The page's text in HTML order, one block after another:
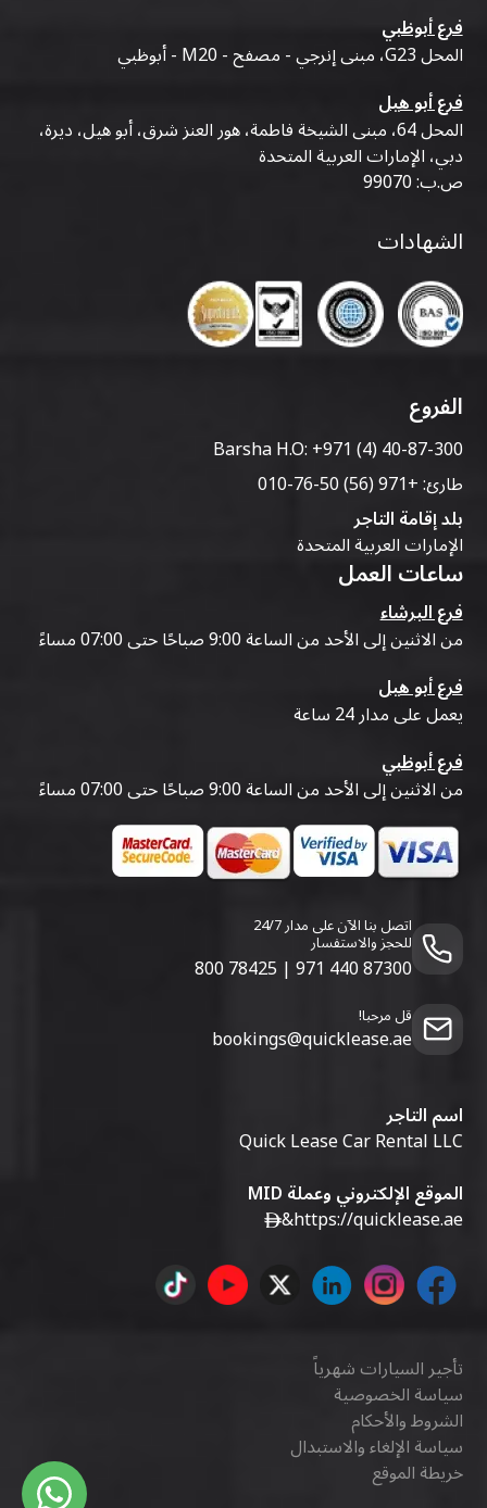
فرع أبوظبي
المحل G23، مبنى إنرجي - مصفح - M20 - أبوظبي
فرع أبو هيل
المحل 64، مبنى الشيخة فاطمة، هور العنز شرق، أبو هيل، ديرة،
دبي، الإمارات العربية المتحدة
ص.ب: 99070
الشهادات
الفروع
Barsha H.O:+971 (4) 40-87-300
طارئ:+971 (56) 50-76-010
بلد إقامة التاجر
الإمارات العربية المتحدة
ساعات العمل
فرع البرشاء
من الاثنين إلى الأحد من الساعة 9:00 صباحًا حتى 07:00 مساءً
فرع أبو هيل
يعمل على مدار 24 ساعة
فرع أبوظبي
من الاثنين إلى الأحد من الساعة 9:00 صباحًا حتى 07:00 مساءً
اتصل بنا الآن على مدار 24/7
للحجز والاستفسار
800 78425 | 971 440 87300
قل مرحبا!
bookings@quicklease.ae
اسم التاجر
Quick Lease Car Rental LLC
الموقع الإلكتروني وعملة MID
https://quicklease.ae
&
تأجير السيارات شهرياً
سياسة الخصوصية
الشروط والأحكام
سياسة الإلغاء والاستبدال
خريطة الموقع